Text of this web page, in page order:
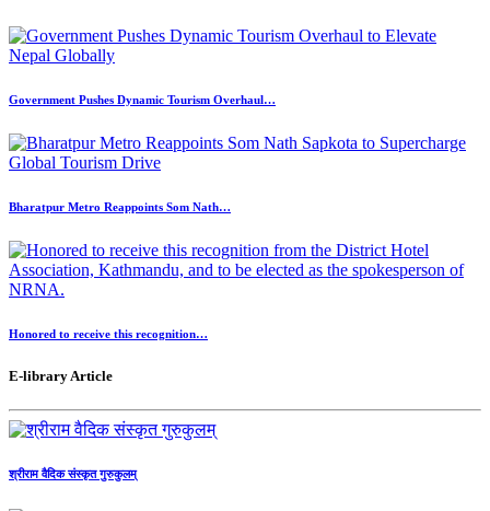
Government Pushes Dynamic Tourism Overhaul…
Bharatpur Metro Reappoints Som Nath…
Honored to receive this recognition…
E-library Article
श्रीराम वैदिक संस्कृत गुरुकुलम्